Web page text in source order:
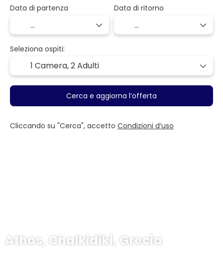
Athos, Chalkidiki, Grecia
Data di partenza Data di ritorno
Seleziona ospiti:
1 Camera,2 Adulti
Cerca e aggiorna l’offerta
Cliccando su "Cerca", accetto Condizioni d’uso